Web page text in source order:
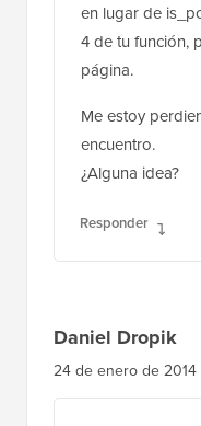
en lugar de
4 de tu función,
página.
Me estoy
encuentro.
¿Alguna idea?
Responder
Daniel Dropik
24 de enero de 2014